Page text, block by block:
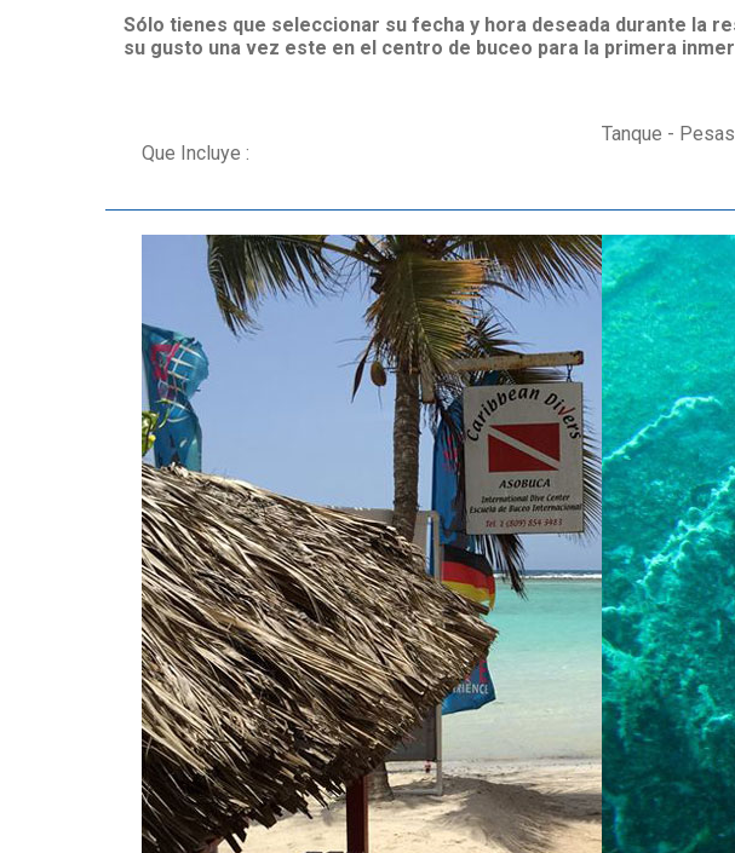
Sólo tienes que seleccionar su fecha y hora deseada durante la
su gusto una vez este en el centro de buceo para la primera
Que Incluye :
Tanque -